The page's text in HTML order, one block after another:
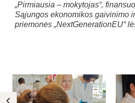
„Pirmiausia – mokytojas“,
Sąjungos ekonomikos gaivinimo
priemonės „NextGenerationEU“